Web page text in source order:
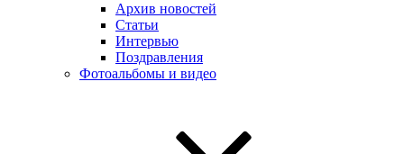
Архив новостей
Статьи
Интервью
Поздравления
Фотоальбомы и видео